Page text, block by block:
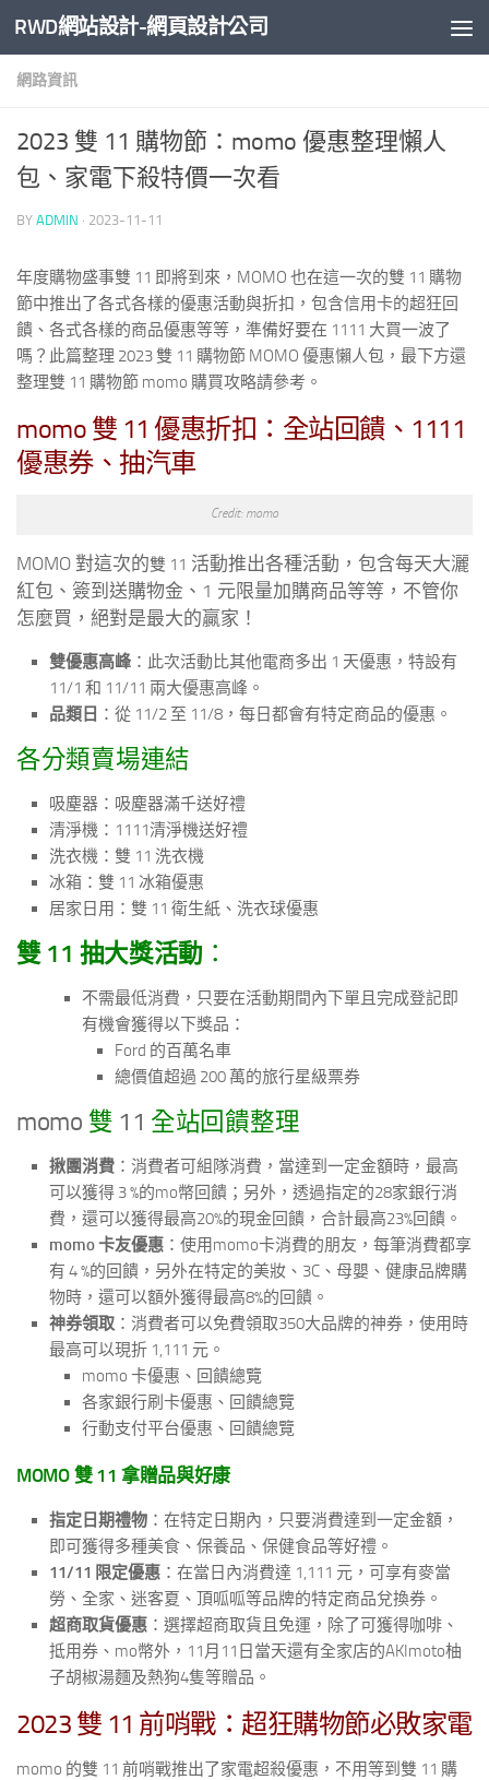
Skip to content
RWD網站設計-網頁設計公司
網路資訊
2023 雙 11 購物節：momo 優惠整理懶人
包、家電下殺特價一次看
BY ADMIN · 2023-11-11
年度購物盛事雙 11 即將到來，MOMO 也在這一次的雙 11 購物
節中推出了各式各樣的優惠活動與折扣，包含信用卡的超狂回
饋、各式各樣的商品優惠等等，準備好要在 1111 大買一波了
嗎？此篇整理 2023 雙 11 購物節 MOMO 優惠懶人包，最下方還
整理雙 11 購物節 momo 購買攻略請參考。
momo 雙 11 優惠折扣：全站回饋、1111
優惠券、抽汽車
Credit: momo
MOMO 對這次的雙 11 活動推出各種活動，包含每天大灑
紅包、簽到送購物金、1 元限量加購商品等等，不管你
怎麼買，絕對是最大的贏家！
雙優惠高峰 ：此次活動比其他電商多出 1 天優惠，特設有
11/1 和 11/11 兩大優惠高峰。
品類日 ：從 11/2 至 11/8，每日都會有特定商品的優惠。
各分類賣場連結
吸塵器：吸塵器滿千送好禮
清淨機：1111清淨機送好禮
洗衣機：雙 11 洗衣機
冰箱：雙 11 冰箱優惠
居家日用：雙 11 衛生紙、洗衣球優惠
雙 11 抽大獎活動 ：
不需最低消費，只要在活動期間內下單且完成登記即
有機會獲得以下獎品：
Ford 的百萬名車
總價值超過 200 萬的旅行星級票券
momo 雙 11 全站回饋整理
揪團消費 ：消費者可組隊消費，當達到一定金額時，最高
可以獲得 3 %的mo幣回饋；另外，透過指定的28家銀行消
費，還可以獲得最高20%的現金回饋，合計最高23%回饋。
momo 卡友優惠 ：使用momo卡消費的朋友，每筆消費都享
有 4 %的回饋，另外在特定的美妝、3C、母嬰、健康品牌購
物時，還可以額外獲得最高8%的回饋。
神券領取 ：消費者可以免費領取350大品牌的神券，使用時
最高可以現折 1,111 元。
momo 卡優惠、回饋總覽
各家銀行刷卡優惠、回饋總覽
行動支付平台優惠、回饋總覽
MOMO 雙 11 拿贈品與好康
指定日期禮物 ：在特定日期內，只要消費達到一定金額，
即可獲得多種美食、保養品、保健食品等好禮。
11/11 限定優惠 ：在當日內消費達 1,111 元，可享有麥當
勞、全家、迷客夏、頂呱呱等品牌的特定商品兌換券。
超商取貨優惠 ：選擇超商取貨且免運，除了可獲得咖啡、
抵用券、mo幣外，11月11日當天還有全家店的AKImoto柚
子胡椒湯麵及熱狗4隻等贈品。
2023 雙 11 前哨戰：超狂購物節必敗家電
momo 的雙 11 前哨戰推出了家電超殺優惠，不用等到雙 11 購